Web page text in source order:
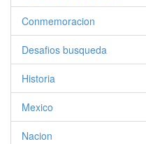
Conmemoracion
Desafios busqueda
Historia
Mexico
Nacion